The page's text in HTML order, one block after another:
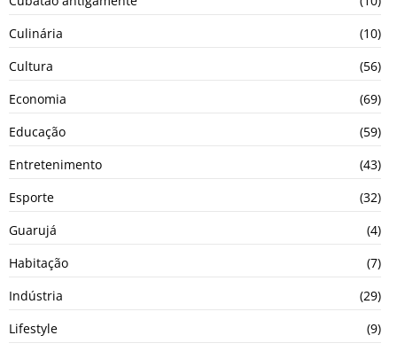
Culinária
(10)
Cultura
(56)
Economia
(69)
Educação
(59)
Entretenimento
(43)
Esporte
(32)
Guarujá
(4)
Habitação
(7)
Indústria
(29)
Lifestyle
(9)